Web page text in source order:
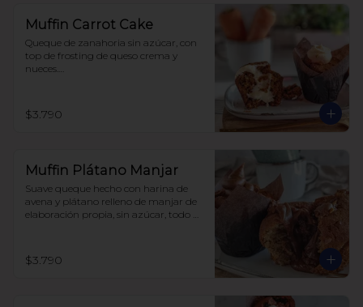
Muffin Carrot Cake
Queque de zanahoria sin azúcar, con
top de frosting de queso crema y
nueces.
$3.790
Muffin Plátano Manjar
Suave queque hecho con harina de
avena y plátano relleno de manjar de
elaboración propia, sin azúcar, todo
$3.790